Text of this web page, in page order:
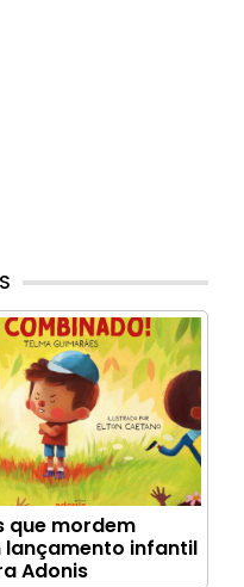
que mordem
lançamento infantil
Adonis